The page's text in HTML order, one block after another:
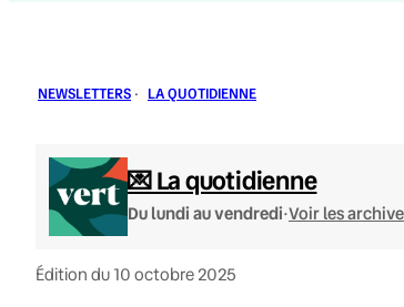
NEWSLETTERS · LA QUOTIDIENNE
💌 La quotidienne
Du lundi au vendredi·Voir les
Édition du 10 octobre 2025